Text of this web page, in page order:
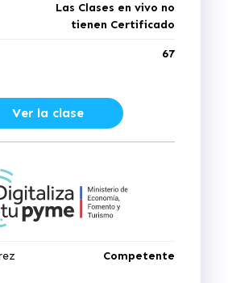
Las Clases en vivo no
tienen Certificado
67
Ver la clase
Competente